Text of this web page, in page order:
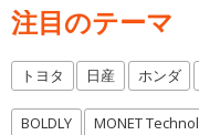
注目のテーマ
トヨタ 日産 ホンダ
BOLDLY MONET